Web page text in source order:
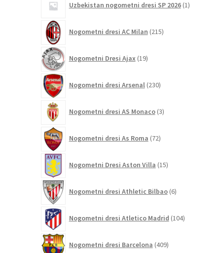
Uzbekistan nogometni dresi SP 2026 1izdelek
Nogometni dresi AC Milan 215izdelkov
Nogometni Dresi Ajax 19izdelkov
Nogometni dresi Arsenal 230izdelkov
Nogometni dresi AS Monaco 3izdelki
Nogometni dresi As Roma 72izdelkov
Nogometni Dresi Aston Villa 15izdelkov
Nogometni dresi Athletic Bilbao 6izdelkov
Nogometni dresi Atletico Madrid 104izdelki
Nogometni dresi Barcelona 409izdelkov